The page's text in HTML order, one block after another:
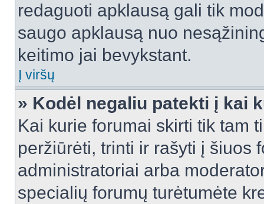
redaguoti apklausą gali tik
saugo apklausą nuo
keitimo jai bevykstant.
Į viršų
» Kodėl negaliu patekti į kai
Kai kurie forumai skirti tik tam
peržiūrėti, trinti ir rašyti į šiuos
administratoriai arba
specialių forumų turėtumėte